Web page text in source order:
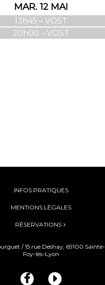
MAR. 12 MAI
13h45 – VOST
20h00 – VOST
INFOS PRATIQUES
MENTIONS LÉGALES
RÉSERVATIONS
/ 15 rue Deshay, 69100 Sainte-
Foy-lès-Lyon
 